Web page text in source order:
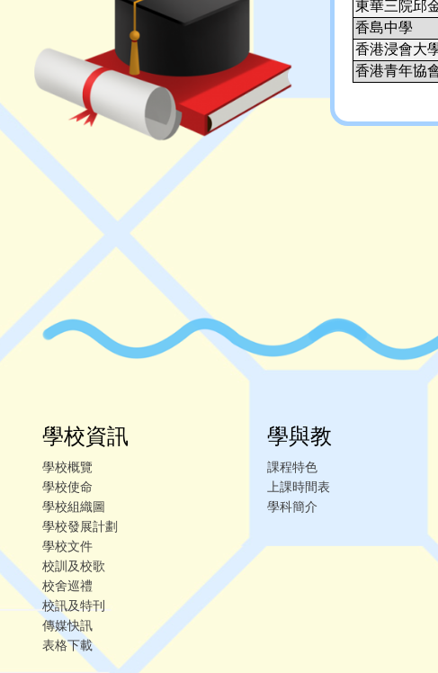
東華三院邱
香島中學
香港浸會大
香港青年協
學校資訊
學校概覽
學校使命
學校組織圖
學校發展計劃
學校文件
校訓及校歌
校舍巡禮
校訊及特刊
傳媒快訊
表格下載
學與教
課程特色
上課時間表
學科簡介